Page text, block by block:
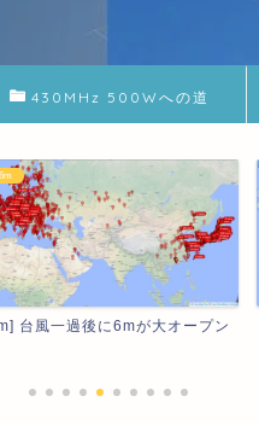
430MHz 500Wへの道
6m
今シーズンで1番EUが盛りだ